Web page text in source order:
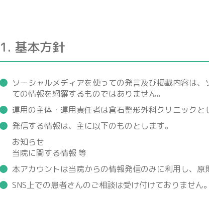
1. 基本方針
ソーシャルメディアを使っての発言及び掲載内容は
ての情報を網羅するものではありません。
運用の主体・運用責任者は倉石整形外科クリニックと
発信する情報は、主に以下のものとします。
お知らせ
当院に関する情報 等
本アカウントは当院からの情報発信のみに利用し、原
SNS上での患者さんのご相談は受け付けておりません